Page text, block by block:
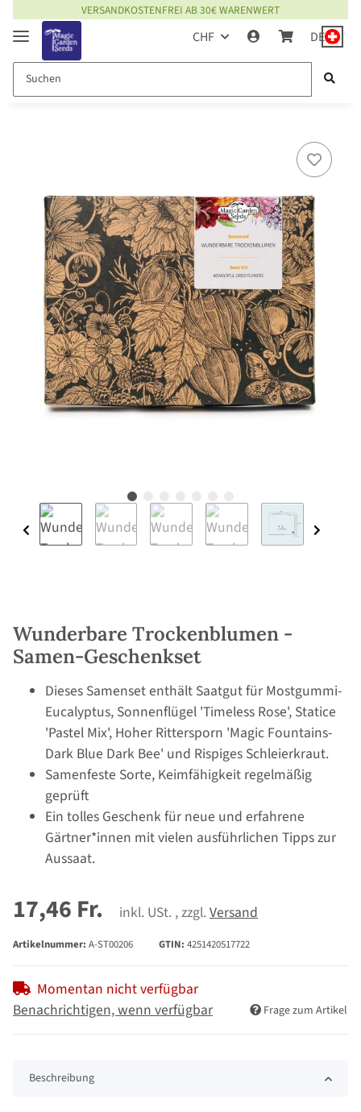
VERSANDKOSTENFREI AB 30€ WARENWERT
CHF DE
Wunderbare Trockenblumen -
Samen-Geschenkset
Dieses Samenset enthält Saatgut für Mostgummi-
Eucalyptus, Sonnenflügel 'Timeless Rose', Statice
'Pastel Mix', Hoher Rittersporn 'Magic Fountains-
Dark Blue Dark Bee' und Rispiges Schleierkraut.
Samenfeste Sorte, Keimfähigkeit regelmäßig
geprüft
Ein tolles Geschenk für neue und erfahrene
Gärtner*innen mit vielen ausführlichen Tipps zur
Aussaat.
17,46 Fr. inkl. USt. , zzgl. Versand
Artikelnummer: A-ST00206 GTIN: 4251420517722
Momentan nicht verfügbar
Benachrichtigen, wenn verfügbar
Frage zum Artikel
Beschreibung